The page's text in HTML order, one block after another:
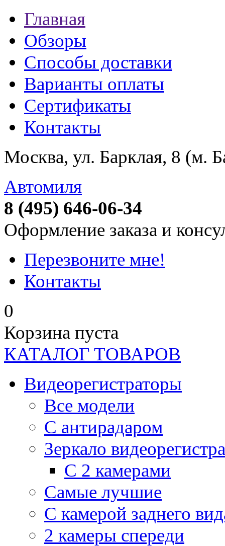
Главная
Обзоры
Способы доставки
Варианты оплаты
Сертификаты
Контакты
Москва, ул. Барклая, 8 (м.
Автомиля
8 (495) 646-06-34
Оформление заказа и
Перезвоните мне!
Контакты
0
Корзина пуста
КАТАЛОГ ТОВАРОВ
Видеорегистраторы
Все модели
C антирадаром
Зеркало
С 2 камерами
Самые лучшие
С камерой заднего
2 камеры спереди